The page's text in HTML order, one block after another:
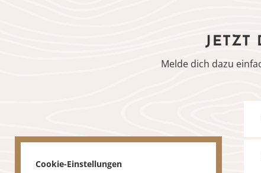
JETZT
Melde dich dazu
Cookie-Einstellungen